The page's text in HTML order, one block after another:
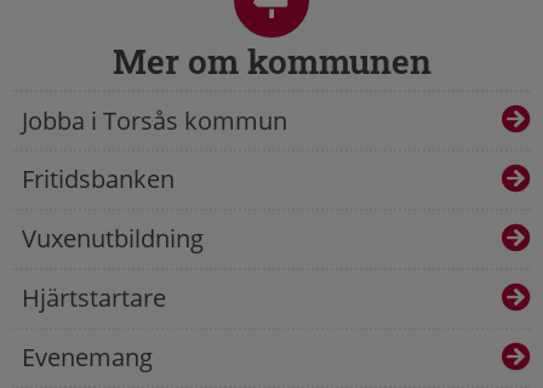
Mer om kommunen
Jobba i Torsås kommun
Fritidsbanken
Vuxenutbildning
Hjärtstartare
Evenemang